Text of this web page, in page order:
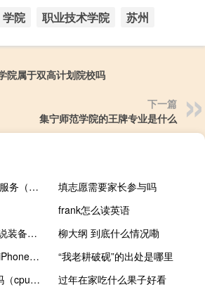
学院 职业技术学院 苏州
院属于双高计划院校吗
下一篇
集宁师范学院的王牌专业是什么
腾讯qq电话号码人工服务（腾讯qq电话）
填志愿需要家长参与吗
frank怎么读英语
造梦西游三孙悟空传说装备都是从哪出的（造梦西游3孙悟空的装备在哪打）
柳大纲 到底什么情况嘞
QQ同步助手 V8.0.7 iPhone版（QQ同步助手 V8.0.7 iPhone版功能简介）
“我老耕破砚”的出处是哪里
cpu线程越多性能好吗（cpu线程多有什么好处）
过年在家吃什么果子好看